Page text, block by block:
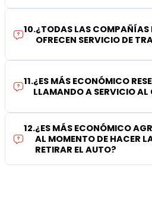
10.¿TODAS LAS COMPAÑÍAS
OFRECEN SERVICIO DE
11.¿ES MÁS ECONÓMICO
LLAMANDO A SERVICIO AL
12.¿ES MÁS ECONÓMICO
AL MOMENTO DE HACER
RETIRAR EL AUTO?